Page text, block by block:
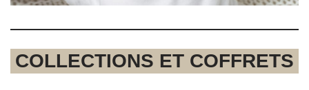
COLLECTIONS ET COFFRETS